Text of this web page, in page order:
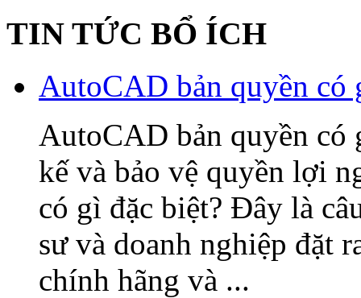
TIN TỨC BỔ ÍCH
AutoCAD bản quyền có
AutoCAD bản quyền có
kế và bảo vệ quyền lợi
có gì đặc biệt? Đây là
sư và doanh nghiệp đặt
chính hãng và ...